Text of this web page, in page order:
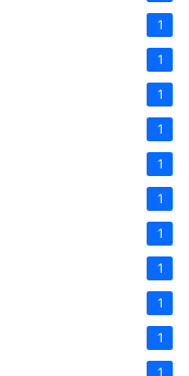
1
1
1
1
1
1
1
1
1
1